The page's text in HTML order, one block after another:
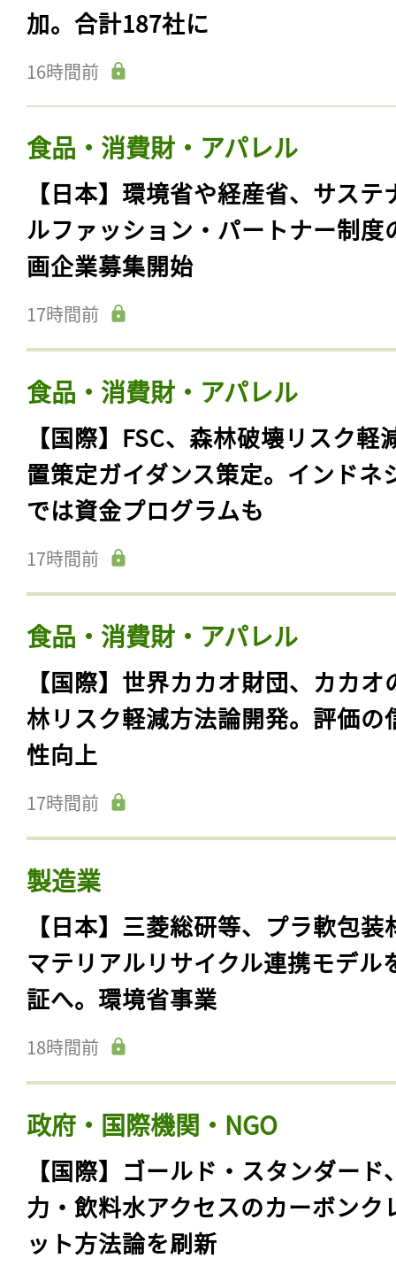
加。合計187社に
16時間前
食品・消費財・アパレル
【日本】環境省や経産省、サステ
ルファッション・パートナー制度
画企業募集開始
17時間前
食品・消費財・アパレル
【国際】FSC、森林破壊リスク軽
置策定ガイダンス策定。インドネ
では資金プログラムも
17時間前
食品・消費財・アパレル
【国際】世界カカオ財団、カカオ
林リスク軽減方法論開発。評価の
性向上
17時間前
製造業
【日本】三菱総研等、プラ軟包装
マテリアルリサイクル連携モデル
証へ。環境省事業
18時間前
政府・国際機関・NGO
【国際】ゴールド・スタンダード
力・飲料水アクセスのカーボンク
ット方法論を刷新